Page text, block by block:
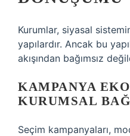
Kurumlar, siyasal
yapılardır. Ancak bu
akışından bağımsız
KAMPANYA
KURUMSAL
Seçim kampanyaları,